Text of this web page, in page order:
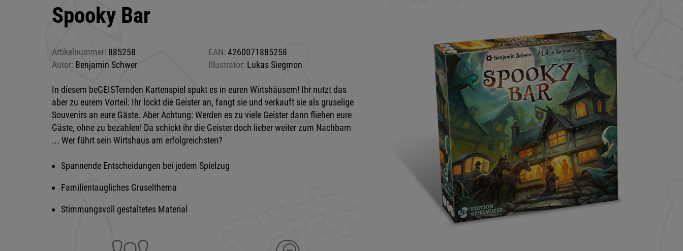
Spooky Bar
Artikelnummer: 885258 EAN: 4260071885258
Autor: Benjamin Schwer Illustrator: Lukas Siegmon
In diesem beGEISTernden Kartenspiel spukt es in euren Wirtshäusern! Ihr nutzt das
aber zu eurem Vorteil: Ihr lockt die Geister an, fangt sie und verkauft sie als gruselige
Souvenirs an eure Gäste. Aber Achtung: Werden es zu viele Geister dann fliehen eure
Gäste, ohne zu bezahlen! Da schickt ihr die Geister doch lieber weiter zum Nachbarn
... Wer führt sein Wirtshaus am erfolgreichsten?
Spannende Entscheidungen bei jedem Spielzug
Familientaugliches Gruselthema
Stimmungsvoll gestaltetes Material